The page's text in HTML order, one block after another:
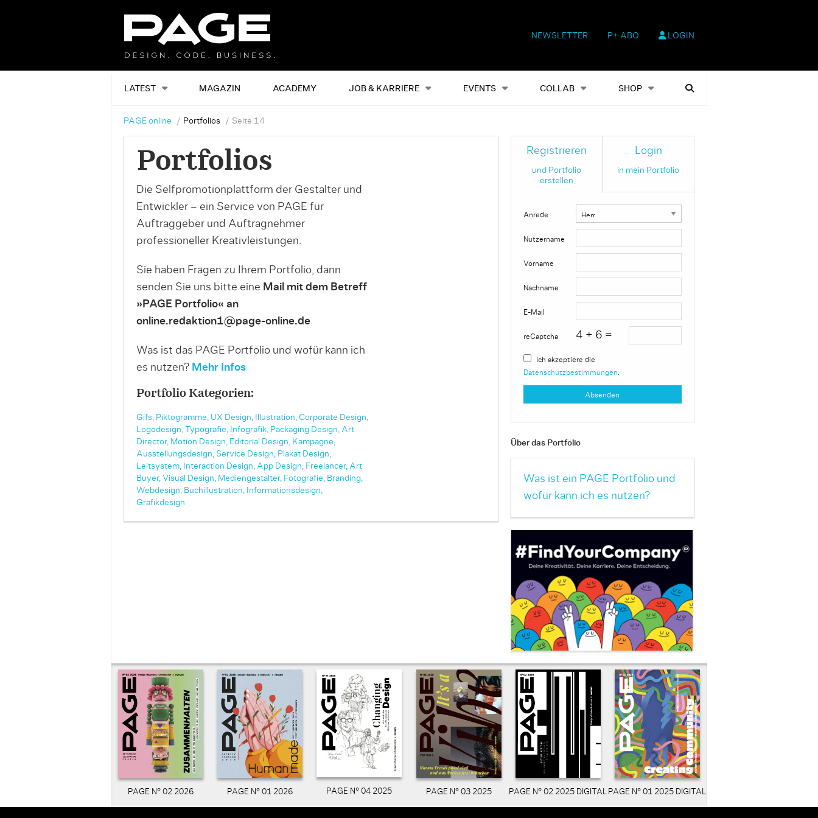
NEWSLETTER P+ ABO LOGIN
LATEST MAGAZIN ACADEMY JOB & KARRIERE EVENTS COLLAB SHOP
Alles Events Shop Heftausgaben Suchen
PAGE online Portfolios Seite 14
Portfolios
Die Selfpromotionplattform der Gestalter und
Entwickler – ein Service von PAGE für
Auftraggeber und Auftragnehmer
professioneller Kreativleistungen.
Sie haben Fragen zu Ihrem Portfolio, dann
senden Sie uns bitte eine Mail mit dem Betreff
»PAGE Portfolio« an
online.redaktion1@page-online.de
Was ist das PAGE Portfolio und wofür kann ich
es nutzen? Mehr Infos
Portfolio Kategorien:
Gifs, Piktogramme, UX Design, Illustration, Corporate Design,
Logodesign,
Typografie, Infografik, Packaging Design, Art
Director, Motion Design, Editorial Design, Kampagne,
Ausstellungsdesign, Service Design, Plakat Design,
Leitsystem,
Interaction Design, App Design, Freelancer, Art
Buyer, Visual Design, Mediengestalter, Fotografie, Branding,
Webdesign, Buchillustration,
Informationsdesign,
Grafikdesign
Registrieren
und Portfolio
erstellen
Login
in mein Portfolio
Anrede
Nutzername
Vorname
Nachname
E-Mail
reCaptcha 4 + 6 =
Ich akzeptiere die
Datenschutzbestimmungen
Über das Portfolio
Was ist ein PAGE Portfolio und
wofür kann ich es nutzen?
PAGE N° 02 2026 PAGE N° 01 2026 PAGE N° 04 2025 PAGE N° 03 2025 PAGE N° 02 2025 DIGITAL PAGE N° 01 2025 DIGITAL